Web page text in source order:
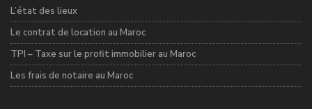
L’état des lieux
Le contrat de location au Maroc
TPI – Taxe sur le profit immobilier au Maroc
Les frais de notaire au Maroc